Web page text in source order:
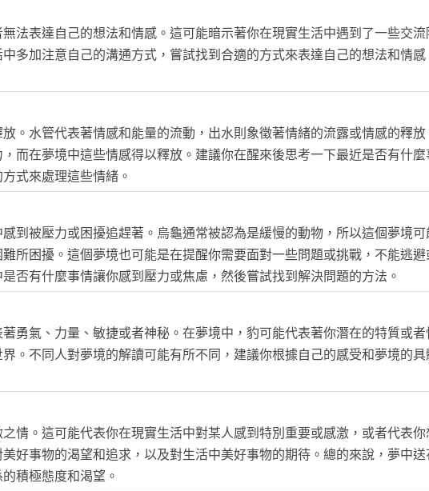
法表達自己的想法和情感。這可能暗示著你在現實生活中遇到了一些交
多加注意自己的溝通方式，嘗試找到合適的方式來表達自己的想法和情
。水管代表著情感和能量的流動，出水則象徵著情緒的流露或情感的釋
而在夢境中這些情感得以釋放。建議你在醒來後思考一下最近是否有什麼
式來處理這些情緒。
到被壓力或困擾追趕著。烏龜通常被認為是緩慢的動物，所以這個夢境
所困擾。這個夢境也可能是在提醒你需要面對一些問題或挑戰，不能逃避
否有什麼事情讓你感到壓力或焦慮，然後嘗試找到解決問題的方法。
勇氣、力量、敏捷或者神秘。在夢境中，豹可能代表著你潛在的特質或
。不同人對夢境的解讀可能有所不同，建議你根據自己的感受和夢境的
情。這可能代表你在現實生活中對某人感到特別重要或感激，或者代表
好事物的渴望和追求，以及對生活中美好事物的期待。總的來說，夢中送
積極態度和渴望。